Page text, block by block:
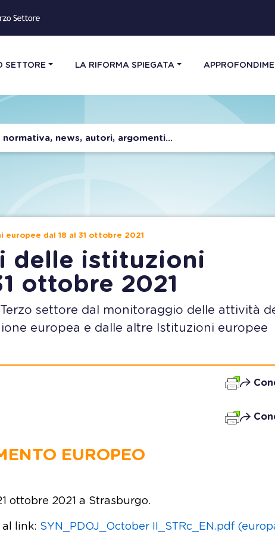
SETTORE LA RIFORMA SPIEGATA
europee dal 18 al 31 ottobre 2021
delle istituzioni
ottobre 2021
settore dal monitoraggio delle attività
europea e dalle altre Istituzioni europee
EUROPEO
ottobre 2021 a Strasburgo.
al link: SYN_PDOJ_October II_STRc_EN.pdf